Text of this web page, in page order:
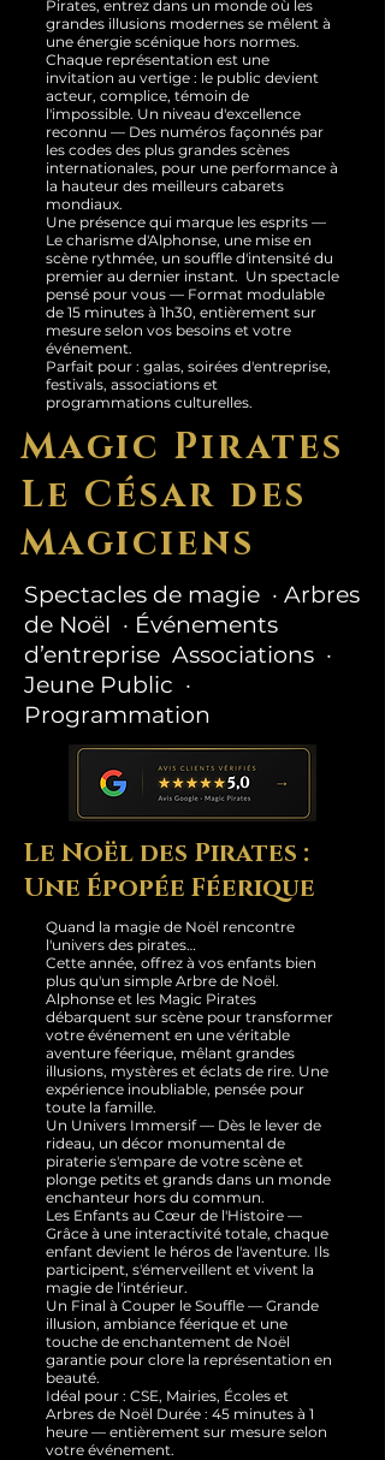
Pirates, entrez dans un monde où les
grandes illusions modernes se mêlent à
une énergie scénique hors normes.
Chaque représentation est une
invitation au vertige : le public devient
acteur, complice, témoin de
l'impossible. Un niveau d'excellence
reconnu — Des numéros façonnés par
les codes des plus grandes scènes
internationales, pour une performance à
la hauteur des meilleurs cabarets
mondiaux.
Une présence qui marque les esprits —
Le charisme d'Alphonse, une mise en
scène rythmée, un souffle d'intensité du
premier au dernier instant. Un spectacle
pensé pour vous — Format modulable
de 15 minutes à 1h30, entièrement sur
mesure selon vos besoins et votre
événement.
Parfait pour : galas, soirées d'entreprise,
festivals, associations et
programmations culturelles.
Magic Pirates
Le César des
Magiciens
Spectacles de magie · Arbres
de Noël · Événements
d’entreprise Associations ·
Jeune Public ·
Programmation
Le Noël des Pirates :
Une Épopée Féerique
Quand la magie de Noël rencontre
l'univers des pirates…
Cette année, offrez à vos enfants bien
plus qu'un simple Arbre de Noël.
Alphonse et les Magic Pirates
débarquent sur scène pour transformer
votre événement en une véritable
aventure féerique, mêlant grandes
illusions, mystères et éclats de rire. Une
expérience inoubliable, pensée pour
toute la famille.
Un Univers Immersif — Dès le lever de
rideau, un décor monumental de
piraterie s'empare de votre scène et
plonge petits et grands dans un monde
enchanteur hors du commun.
Les Enfants au Cœur de l'Histoire —
Grâce à une interactivité totale, chaque
enfant devient le héros de l'aventure. Ils
participent, s'émerveillent et vivent la
magie de l'intérieur.
Un Final à Couper le Souffle — Grande
illusion, ambiance féerique et une
touche de enchantement de Noël
garantie pour clore la représentation en
beauté.
Idéal pour : CSE, Mairies, Écoles et
Arbres de Noël Durée : 45 minutes à 1
heure — entièrement sur mesure selon
votre événement.